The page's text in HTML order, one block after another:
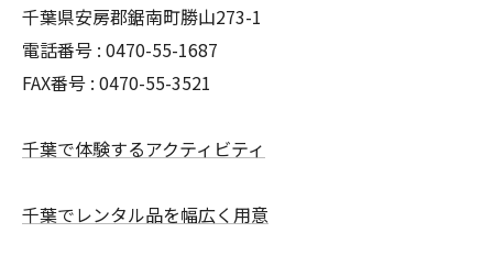
千葉県安房郡鋸南町勝山273-1
電話番号 : 0470-55-1687
FAX番号 : 0470-55-3521
千葉で体験するアクティビティ
千葉でレンタル品を幅広く用意